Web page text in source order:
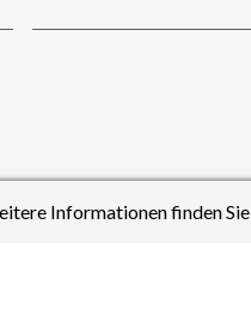
Informationen finden Sie